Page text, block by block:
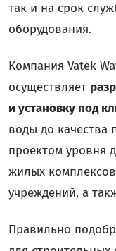
так и на срок
оборудования.
Компания Vatek
осуществляет
и установку под
воды до качества
проектом уровня
жилых
учреждений, а
Правильно